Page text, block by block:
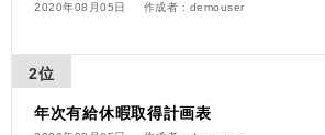
2020年08月05日 作成者 : demouser
2位
年次有給休暇取得計画表